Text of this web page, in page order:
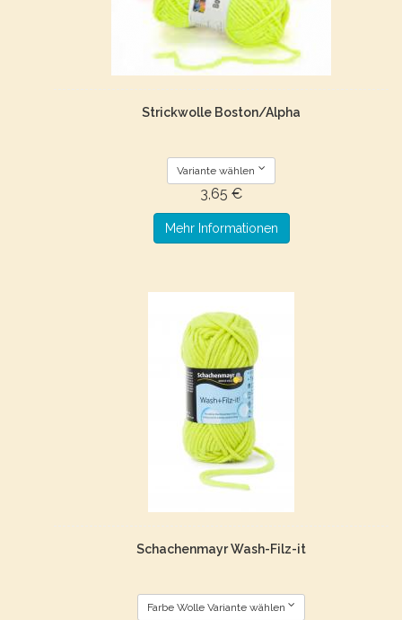
Strickwolle Boston/Alpha
Variante wählen
3,65 €
Mehr Informationen
Schachenmayr Wash-Filz-it
Farbe Wolle Variante wählen